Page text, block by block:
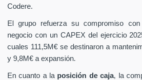
Codere.
El grupo refuerza su compromiso
negocio con un CAPEX del ejercicio
cuales 111,5M€ se destinaron a
y 9,8M€ a expansión.
En cuanto a la posición de caja, la